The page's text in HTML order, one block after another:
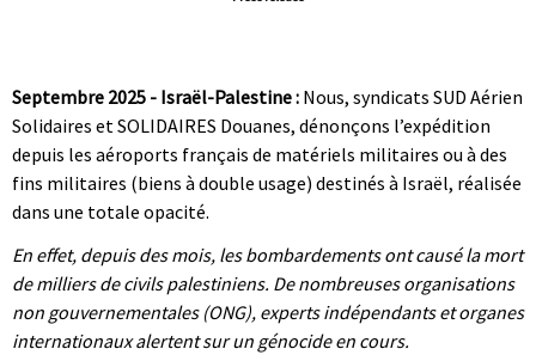
Septembre 2025 - Israël-Palestine : Nous, syndicats SUD Aérien
Solidaires et SOLIDAIRES Douanes, dénonçons l’expédition
depuis les aéroports français de matériels militaires ou à des
fins militaires (biens à double usage) destinés à Israël, réalisée
dans une totale opacité.
En effet, depuis des mois, les bombardements ont causé la mort
de milliers de civils palestiniens. De nombreuses organisations
non gouvernementales (ONG), experts indépendants et organes
internationaux alertent sur un génocide en cours.